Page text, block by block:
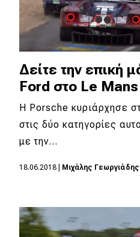
Δείτε την επική
Ford στο Le
Η Porsche κυριάρχησε
στις δύο κατηγορίες
με την…
18.06.2018 Mιχάλης Γεωργιάδης